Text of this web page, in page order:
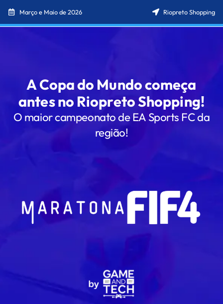
Março e Maio de 2026 Riopreto Shopping
A Copa do Mundo começa
antes no Riopreto Shopping!
O maior campeonato de EA Sports FC da
região!